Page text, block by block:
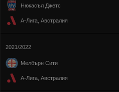
Нюкасъл Джетс
А-Лига, Австралия
2021/2022
Мелбърн Сити
А-Лига, Австралия